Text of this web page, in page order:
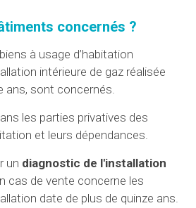
concernés ?
à usage d’habitation
intérieure de gaz réalisée
ans, sont concernés.
les parties privatives des
et leurs dépendances.
un diagnostic de l'installation
cas de vente concerne les
date de plus de quinze ans.